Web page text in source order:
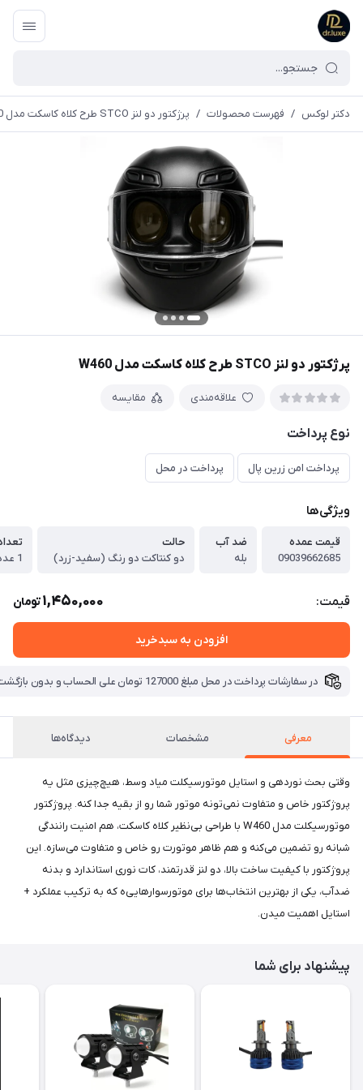
دکتر لوکس / فهرست محصولات / پرژکتور دو لنز STCO طرح کلاه کاسکت مدل W460
پرژکتور دو لنز STCO طرح کلاه کاسکت مدل W460
علاقه‌مندی مقایسه
نوع پرداخت
پرداخت امن زرین پال پرداخت در محل
ویژگی‌ها
قیمت عمده
09039662685
ضد آب
بله
حالت
دو کنتاکت دو رنگ (سفید-زرد)
1 عددی
قیمت: 1,450,000تومان
افزودن به سبدخرید
در سفارشات پرداخت در محل مبلغ 127000 تومان علی الحساب و بدون بازگشت بابت هزینه ارسال دریافت میگردد
معرفی مشخصات دیدگاه‌ها
وقتی بحث نوردهی و استایل موتورسیکلت میاد وسط، هیچ‌چیزی مثل یه
پروژکتور خاص و متفاوت نمی‌تونه موتور شما رو از بقیه جدا کنه. پروژکتور
موتورسیکلت مدل W460 با طراحی بی‌نظیر کلاه کاسکت، هم امنیت رانندگی
شبانه رو تضمین می‌کنه و هم ظاهر موتورت رو خاص و متفاوت می‌سازه. این
پروژکتور با کیفیت ساخت بالا، دو لنز قدرتمند، کات نوری استاندارد و بدنه
ضدآب، یکی از بهترین انتخاب‌ها برای موتورسوارهایی‌ه که به ترکیب عملکرد +
استایل اهمیت میدن.
پیشنهاد برای شما